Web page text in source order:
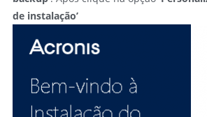
de instalação’